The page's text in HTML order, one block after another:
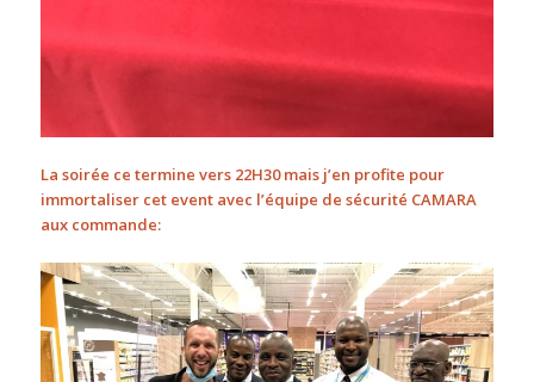
La soirée ce termine vers 22H30 mais j’en profite pour
immortaliser cet event avec l’équipe de sécurité CAMARA
aux commande: